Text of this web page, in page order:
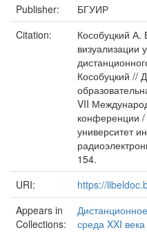
Publisher:
БГУИР
Citation:
Кособуцкий
визуализации
Кособуцкий //
VII
конференции /
университет
154.
URI:
https://
Appears in
Collections:
среда XXI